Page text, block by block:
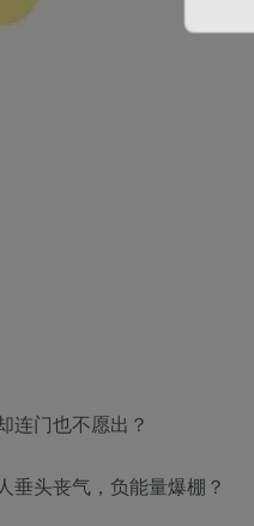
连门也不愿出？
垂头丧气，负能量爆棚？